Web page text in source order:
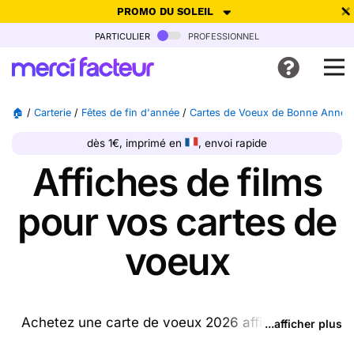
PROMO DU SOLEIL
-30% de réduction avec le code SUMMER26pour envoyer des
Ne plus afficher
particulier professionnel
🏠 / Carterie / Fêtes de fin d'année / Cartes de Voeux de Bonne
dès 1€, imprimé en , envoi rapide
Affiches de films
pour vos cartes de
voeux
Achetez une carte de voeux 2026 affiche de film
...afficher plus